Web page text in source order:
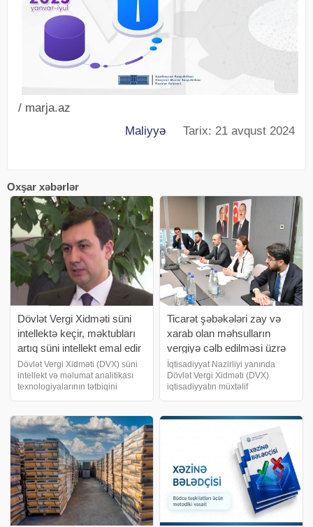
/ marja.az
Maliyyə Tarix: 21 avqust 2024
Oxşar xəbərlər
Dövlət Vergi Xidməti süni
intellektə keçir, məktubları
artıq süni intellekt emal edir
Dövlət Vergi Xidməti (DVX) süni
intellekt və məlumat analitikası
texnologiyalarının tətbiqini
təminatının test edilməsi, ƏDV
geri al sisteminin emalı və digər
istiqamətlərd
Ticarət şəbəkələri zay və
xarab olan məhsulların
vergiyə cəlb edilməsi üzrə
təkliflər hazırlayıblar
İqtisadiyyat Nazirliyi yanında
Dövlət Vergi Xidməti (DVX)
iqtisadiyyatın müxtəlif
çətinliklərin öyrənilməsi və biznes
yaxşılaşdırılması məqsədil